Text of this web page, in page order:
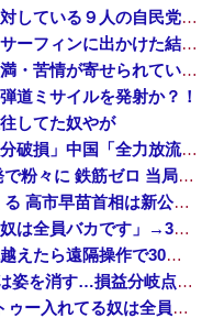
【悲報】高市政権の消費税減税に反対している９人の自民党議員が全て判明！！！！ やっぱりコイツラかｗｗｗｗｗ
【謎】岡崎市の公務員、妻を連れてサーフィンに出かけた結果・・・
【速報】熊本県知事「報道に強い不満・苦情が寄せられている」→TBSの報道特集がまさにそれな件
道ミサイルを発射か？！
してた奴やが
中国「大豪雨！」三峡ダム「基礎部分破損」中国「全力放流！」台風13号「中国上陸予測」台風15号「中国接近（画像」中国「台風同時上陸！（穀物生産が壊滅危機」→
【悲報】 中国、橋の欄干が強風一発で粉々に 鉄筋ゼロ 当局「接着剤でくっつけただけ」「正常で、品質問題はない」
【悲報】 週刊誌、好き放題書きまくる 高市早苗首相は新公用車の贅を尽くした後部座席でたばこを吸うのが至福の時間「どんどん延びる乗車時間」
タトゥー彫り師さん「刺青入れてる奴は全員バカです」→30万再生ｗｗｗｗｗｗ
中国人のリウさん、新エネ車で国境越えたら遠隔操作で30時間ロックされる！
K-POPアイドルの約半数が3年後には姿を消す…損益分岐点突破は4％未満
彫り師YouTuber・しげち「刺青タトゥー入れてる奴は全員バカです」「すごい民度低い」「5000円好きなんすよ、バカって」